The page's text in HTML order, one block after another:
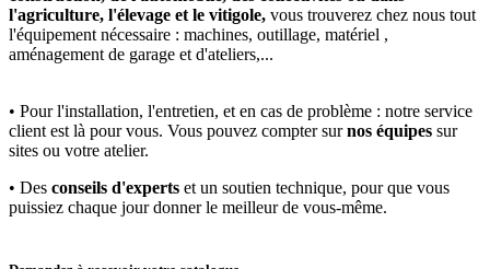
l'agriculture, l'élevage et le vitigole, vous trouverez chez nous tout
l'équipement nécessaire : machines, outillage, matériel ,
aménagement de garage et d'ateliers,...
• Pour l'installation, l'entretien, et en cas de problème : notre service
client est là pour vous. Vous pouvez compter surnos équipes sur
sites ou votre atelier.
• Des conseils d'experts et un soutien technique, pour que vous
puissiez chaque jour donner le meilleur de vous-même.